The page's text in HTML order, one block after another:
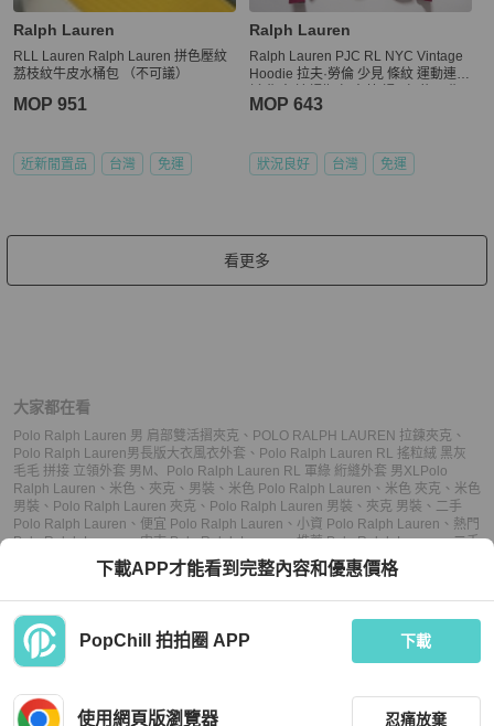
Ralph Lauren
RLL Lauren Ralph Lauren 拼色壓紋
荔枝紋牛皮水桶包 （不可議）
MOP 951
近新閒置品 台灣 免運
Ralph Lauren
Ralph Lauren PJC RL NYC Vintage
Hoodie 拉夫·勞倫 少見 條紋 運動連帽
老品
MOP 643
狀況良好 台灣 免運
看更多
大家都在看
Polo Ralph Lauren 男 肩部雙活摺夾克 、 POLO RALPH LAUREN 拉鍊夾克 、
Polo Ralph Lauren男長版大衣風衣外套 、 Polo Ralph Lauren RL 搖粒絨 黑灰
毛毛 拼接 立領外套 男M、 Polo Ralph Lauren RL 軍綠 絎縫外套 男XLPolo
Ralph Lauren 、 米色 、 夾克 、 男裝 、 米色 Polo Ralph Lauren 、 米色 夾克 、 米色
男裝 、 Polo Ralph Lauren 夾克 、 Polo Ralph Lauren 男裝 、 夾克 男裝 、 二手
Polo Ralph Lauren 、 便宜 Polo Ralph Lauren 、 小資 Polo Ralph Lauren 、 熱門
Polo Ralph Lauren、中古 Polo Ralph Lauren、推薦 Polo Ralph Lauren、二手
便宜 夾克、小資 夾克、熱門 夾克、中古 夾克、推薦 夾克、
小資 男裝、 熱門 男裝、中古 男裝、推薦 男裝
下載APP才能看到完整內容和優惠價格
PopChill 拍拍圈 APP 下載
使用網頁版瀏覽器 忍痛放棄